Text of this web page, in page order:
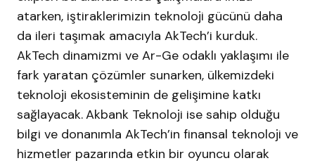
atarken, iştiraklerimizin teknoloji gücünü daha
da ileri taşımak amacıyla AkTech’i kurduk.
AkTech dinamizmi ve Ar-Ge odaklı yaklaşımı ile
fark yaratan çözümler sunarken, ülkemizdeki
teknoloji ekosisteminin de gelişimine katkı
sağlayacak.Akbank Teknoloji ise sahip olduğu
bilgi ve donanımla AkTech’in finansal teknoloji ve
hizmetler pazarında etkin bir oyuncu olarak